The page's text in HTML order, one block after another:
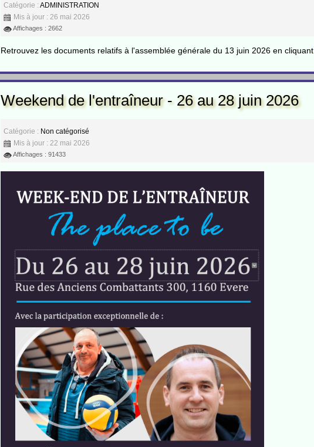
Catégorie :ADMINISTRATION
Mis à jour : 26 mai 2026
Affichages : 2662
Retrouvez les documents relatifs à l'assemblée générale du 13 juin 2026 en cliquant
Weekend de l'entraîneur - 26 au 28 juin 2026
Catégorie : Non catégorisé
Mis à jour : 22 mai 2026
Affichages : 91433